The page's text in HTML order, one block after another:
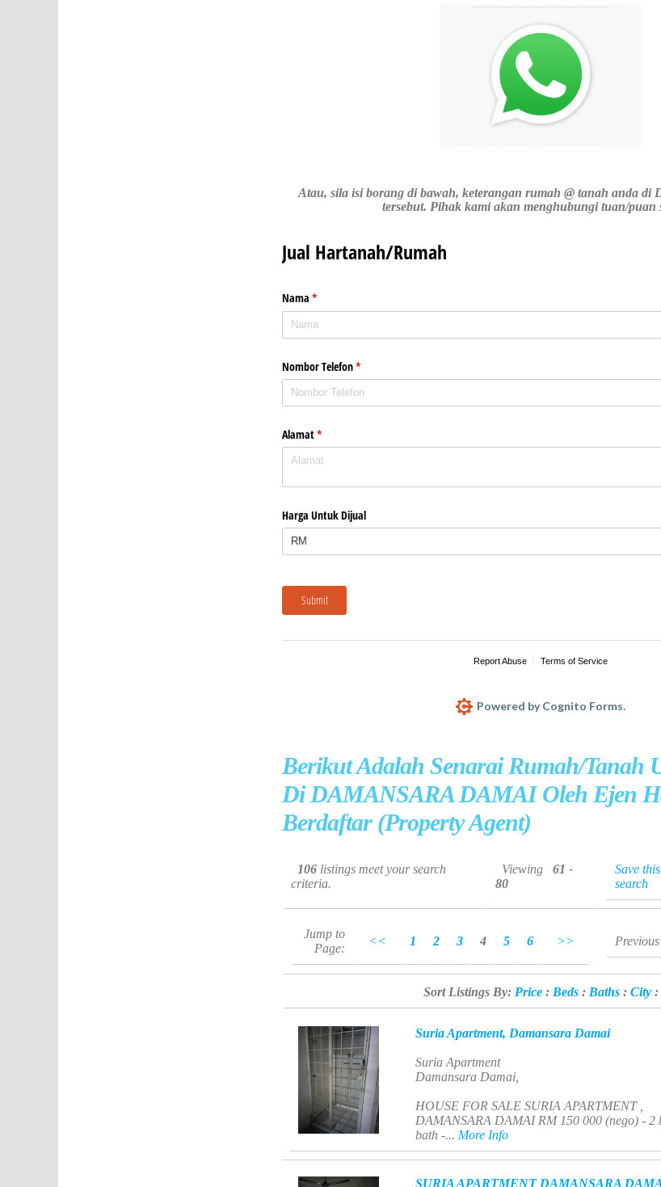
Atau, sila isi borang di bawah, keterangan rumah @ tanah anda
tersebut. Pihak kami akan menghubungi tuan/puan
Berikut Adalah Senarai Rumah/Tanah
Di DAMANSARA DAMAI Oleh Ejen
Berdaftar (Property Agent)
106 listings meet your search
criteria.
Viewing
61 -
80
Save this
search
Jump to
Page:
<< 1 2 3 4 5 6 >>
Sort Listings By: Price: Beds: Baths: City:
Suria Apartment, Damansara Damai
Suria Apartment
Damansara Damai,
HOUSE FOR SALE SURIA APARTMENT ,
DAMANSARA DAMAI RM 150 000 (nego) - 2
bath -... More Info
SURIA APARTMENT DAMANSARA